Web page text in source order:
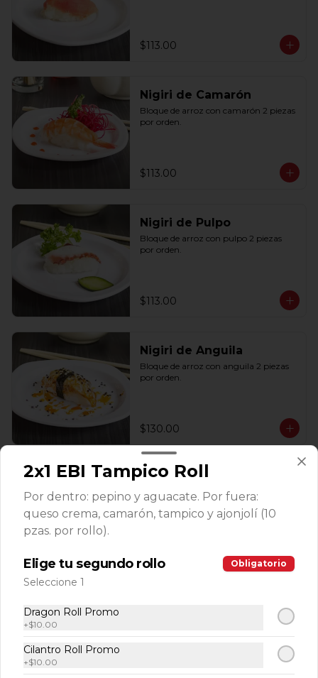
$113.00
Nigiri de Camarón
Bloque de arroz con camarón 2 piezas
por orden.
$113.00
Nigiri de Pulpo
Bloque de arroz con pulpo 2 piezas
por orden.
$113.00
Nigiri de Anguila
Bloque de arroz con anguila 2 piezas
por orden.
$130.00
Nigiri de Salmón
Bloque de arroz con salmón 2 piezas
por orden.
$119.00
Ensaladas
2x1 EBI Tampico Roll
Por dentro: pepino y aguacate. Por fuera:
queso crema, camarón, tampico y ajonjolí (10
pzas. por rollo).
Elige tu segundo rollo Obligatorio
Seleccione 1
Dragon Roll Promo
+$10.00
Cilantro Roll Promo
+$10.00